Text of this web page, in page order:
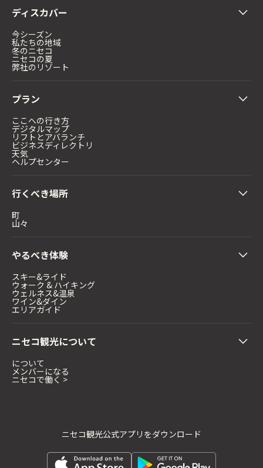
ディスカバー
今シーズン
私たちの地域
冬のニセコ
ニセコの夏
弊社のリゾート
プラン
ここへの行き方
デジタルマップ
リフトとアバランチ
ビジネスディレクトリ
天気
ヘルプセンター
行くべき場所
町
山々
やるべき体験
スキー&ライド
ウォーク & ハイキング
ウェルネス&温泉
ワイン&ダイン
エリアガイド
ニセコ観光について
について
メンバーになる
ニセコで働く >
ニセコ観光公式アプリをダウンロード